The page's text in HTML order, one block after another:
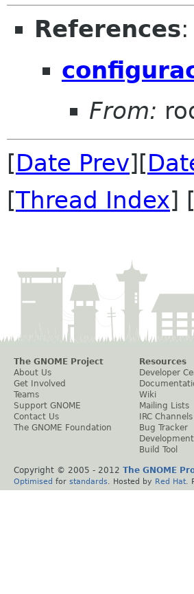
References:
From:
[Date Prev][
[Thread Index] [
The GNOME Project
About Us
Get Involved
Teams
Support GNOME
Contact Us
The GNOME Foundation
Resources
Developer
Wiki
Mailing Lists
IRC Channels
Bug Tracker
Build Tool
Copyright © 2005 - 2012 The GNOME
Optimised for standards . Hosted by Red Hat .